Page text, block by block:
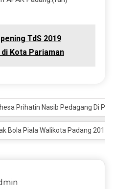
TdS 2019
Kota Pariaman
Prihatin Nasib Pedagang Di
Bola Piala Walikota Padang 2017